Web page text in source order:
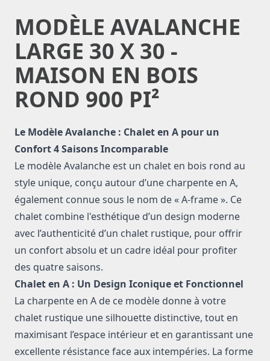
MODÈLE AVALANCHE
LARGE 30 X 30 -
MAISON EN BOIS
ROND 900 PI²
Description du modèle Avalanche large 30 X 30
Le Modèle Avalanche : Chalet en A pour un
Confort 4 Saisons Incomparable
Le modèle Avalanche est un chalet en bois rond au
style unique, conçu autour d’une charpente en A,
également connue sous le nom de « A-frame ». Ce
chalet combine l'esthétique d’un design moderne
avec l’authenticité d’un chalet rustique, pour offrir
un confort absolu et un cadre idéal pour profiter
des quatre saisons.
Chalet en A : Un Design Iconique et Fonctionnel
La charpente en A de ce modèle donne à votre
chalet rustique une silhouette distinctive, tout en
maximisant l’espace intérieur et en garantissant une
excellente résistance face aux intempéries. La forme